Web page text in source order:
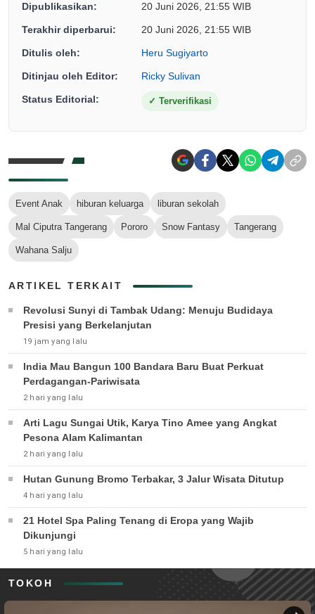
Dipublikasikan: 20 Juni 2026, 21:55 WIB
Terakhir diperbarui: 20 Juni 2026, 21:55 WIB
Ditulis oleh: Heru Sugiyarto
Ditinjau oleh Editor: Ricky Sulivan
Status Editorial: ✓ Terverifikasi
Event Anak hiburan keluarga liburan sekolah
Mal Ciputra Tangerang Pororo Snow Fantasy Tangerang
Wahana Salju
ARTIKEL TERKAIT
Revolusi Sunyi di Tambak Udang: Menuju Budidaya
Presisi yang Berkelanjutan
19 jam yang lalu
India Mau Bangun 100 Bandara Baru Buat Perkuat
Perdagangan-Pariwisata
2 hari yang lalu
Arti Lagu Sungai Utik, Karya Tino Amee yang Angkat
Pesona Alam Kalimantan
2 hari yang lalu
Hutan Gunung Bromo Terbakar, 3 Jalur Wisata Ditutup
4 hari yang lalu
21 Hotel Spa Paling Tenang di Eropa yang Wajib
Dikunjungi
5 hari yang lalu
TOKOH